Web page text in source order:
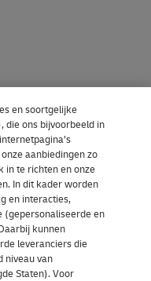
en soortgelijke
die ons bijvoorbeeld in
aanbiedingen zo
in te richten en onze
In dit kader worden
en interacties,
(gepersonaliseerde en
kunnen
leveranciers die
niveau van
Staten). Voor